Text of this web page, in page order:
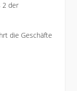
der
die Geschäfte